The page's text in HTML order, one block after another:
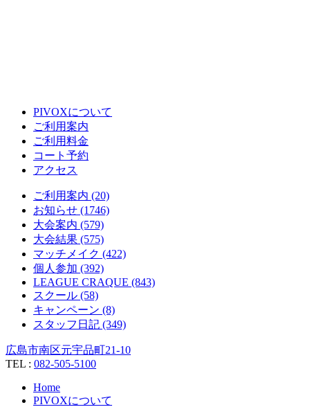
PIVOXについて
ご利用案内
ご利用料金
コート予約
アクセス
ご利用案内 (20)
お知らせ (1746)
大会案内 (579)
大会結果 (575)
マッチメイク (422)
個人参加 (392)
LEAGUE CRAQUE (843)
スクール (58)
キャンペーン (8)
スタッフ日記 (349)
広島市南区元宇品町21-10
TEL : 082-505-5100
Home
PIVOXについて